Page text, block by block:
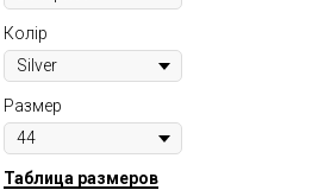
Колір
Размер
Таблица размеров